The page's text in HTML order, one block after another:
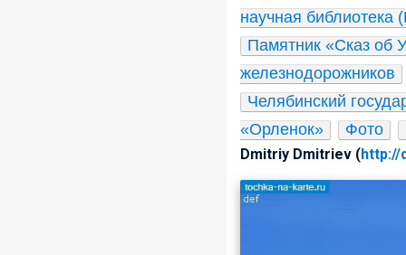
научная библиотека
Памятник «Сказ об
железнодорожников
Челябинский
«Орленок»
Фото
Dmitriy Dmitriev (http://